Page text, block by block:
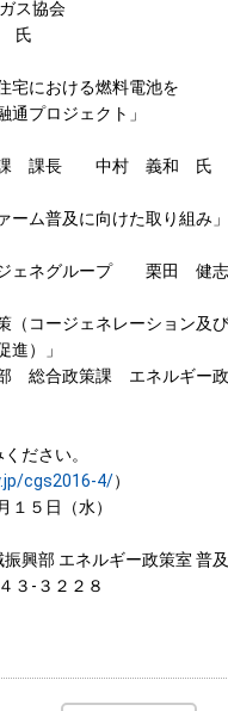
協会
宅における燃料電池を
ロジェクト」
課長 中村 義和 氏
ーム普及に向けた取り組み」
グループ 栗田 健
（コージェネレーション及び
）」
政策課 エネルギー政
ください。
cgs2016-4/）
日（水）
興部 エネルギー政策室 普
２２８